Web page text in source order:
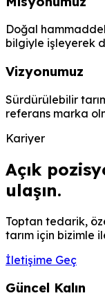
Doğal
bilgiyle işleyerek
Vizyonumuz
Sürdürülebilir
referans marka
Kariyer
Açık
ulaşın.
Toptan tedarik,
tarım için bizimle
İletişime Geç
Güncel Kalın